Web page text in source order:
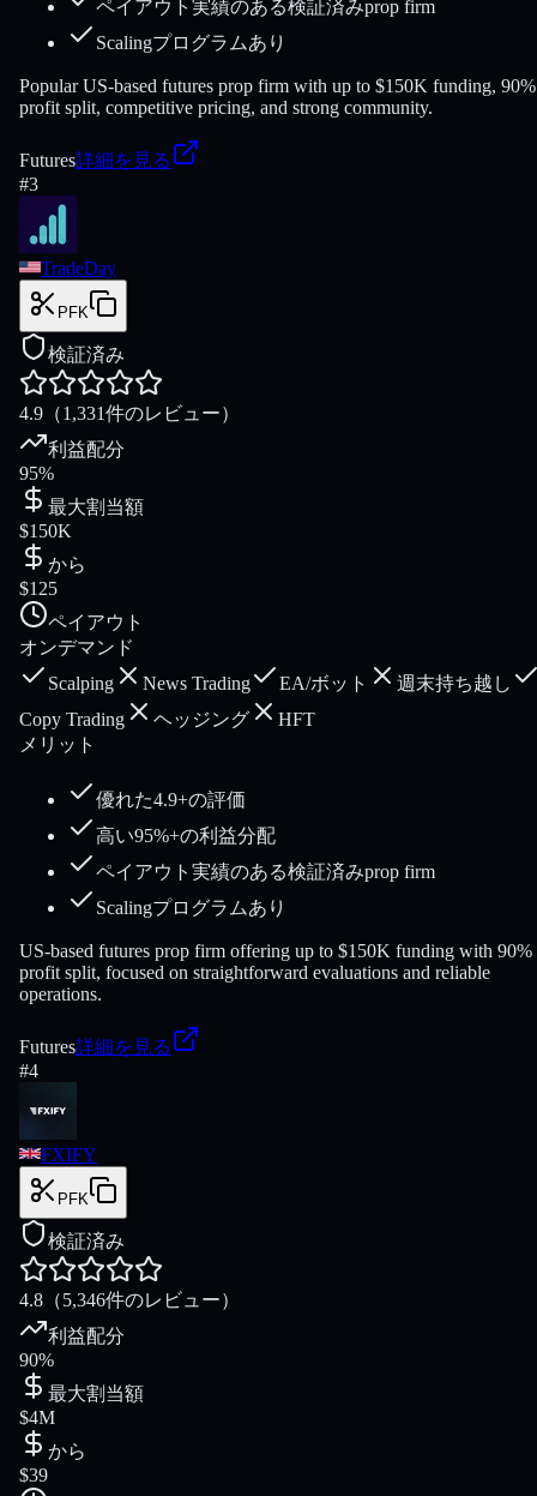
ペイアウト実績のある検証済みprop firm
Scalingプログラムあり
Popular US-based futures prop firm with up to $150K funding, 90%
profit split, competitive pricing, and strong community.
Futures詳細を見る
#3
TradeDay
PFK
検証済み
4.9 （1,331件のレビュー）
利益配分
95%
最大割当額
$150K
から
$125
ペイアウト
オンデマンド
Scalping
News Trading EA/ボット
週末持ち越し
Copy Trading
ヘッジング
HFT
メリット
優れた4.9+の評価
高い95%+の利益分配
ペイアウト実績のある検証済みprop firm
Scalingプログラムあり
US-based futures prop firm offering up to $150K funding with 90%
profit split, focused on straightforward evaluations and reliable
operations.
Futures詳細を見る
#4
FXIFY
PFK
検証済み
4.8 （5,346件のレビュー）
利益配分
90%
最大割当額
$4M
から
$39